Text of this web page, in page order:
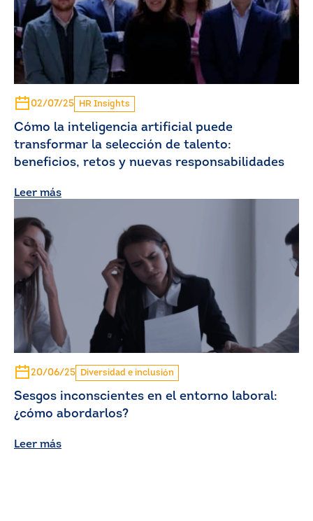
02/07/25 HR Insights
Cómo la inteligencia artificial puede
transformar la selección de talento:
beneficios, retos y nuevas responsabilidades
Leer más
20/06/25 Diversidad e inclusión
Sesgos inconscientes en el entorno laboral:
¿cómo abordarlos?
Leer más